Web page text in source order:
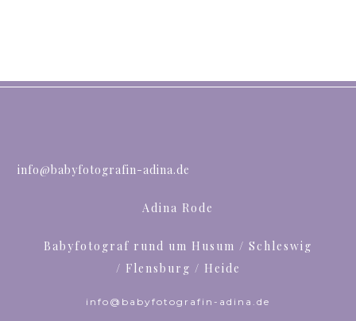
info@babyfotografin-adina.de
Adina Rode
Babyfotograf rund um Husum / Schleswig
/ Flensburg / Heide
info@babyfotografin-adina.de